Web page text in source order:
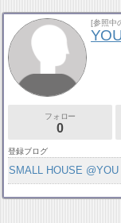
[参照中
フォロー
0
登録ブログ
SMALL HOUSE